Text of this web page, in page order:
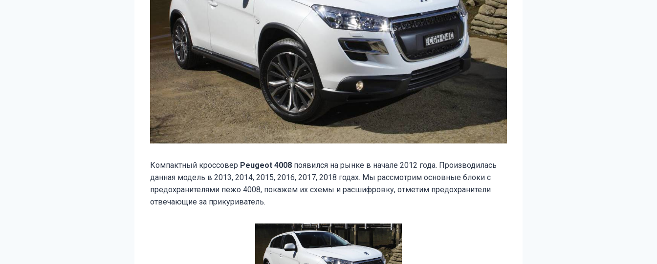
Компактный кроссовер Peugeot 4008 появился на рынке в начале 2012 года. Производилась
данная модель в 2013, 2014, 2015, 2016, 2017, 2018 годах. Мы рассмотрим основные блоки с
предохранителями пежо 4008, покажем их схемы и расшифровку, отметим предохранители
отвечающие за прикуриватель.